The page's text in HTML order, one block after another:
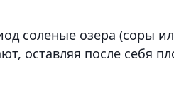
соленые озера (соры
оставляя после себя